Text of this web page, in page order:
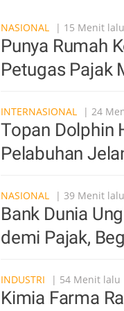
NASIONAL
| 15 Menit lalu
Punya Rumah
Petugas Pajak
INTERNASIONAL | 24
Topan Dolphin
Pelabuhan
NASIONAL | 39 Menit lalu
Bank Dunia
demi Pajak,
INDUSTRI | 54 Menit lalu
Kimia Farma